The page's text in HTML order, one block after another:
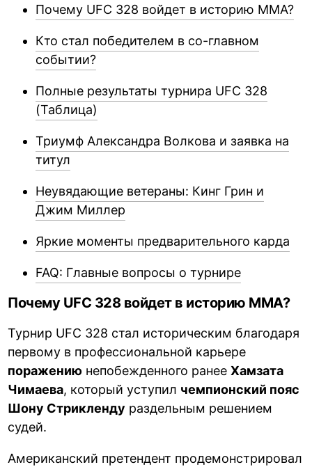
Почему UFC 328 войдет в историю ММА?
Кто стал победителем в со-главном
событии?
Полные результаты турнира UFC 328
(Таблица)
Триумф Александра Волкова и заявка на
титул
Неувядающие ветераны: Кинг Грин и
Джим Миллер
Яркие моменты предварительного карда
FAQ: Главные вопросы о турнире
Почему UFC 328 войдет в историю ММА?
Турнир UFC 328 стал историческим благодаря
первому в профессиональной карьере
поражению непобежденного ранееХамзата
Чимаева, который уступил чемпионский пояс
Шону Стрикленду раздельным решением
судей.
Американский претендент продемонстрировал